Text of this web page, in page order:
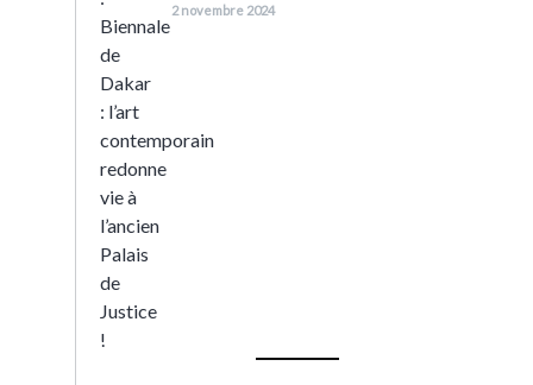
2 novembre 2024